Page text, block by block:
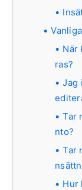
När
ras?
Jag
Tar
nto?
Tar
Hur